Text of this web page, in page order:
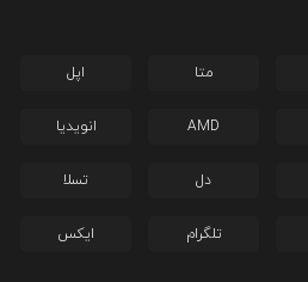
متا اپل
AMD انویدیا
دل تسلا
تلگرام ایکس